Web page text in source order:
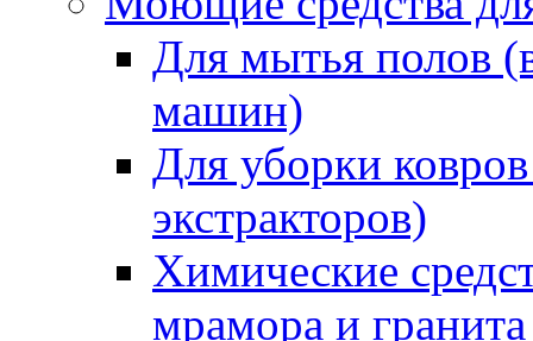
Для мытья полов
машин)
Для уборки
экстракторов)
Химические
мрамора и гранита